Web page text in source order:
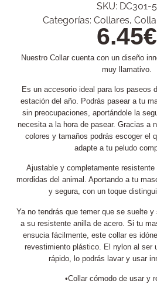
SKU: DC301-5
Categorías: Collares,
6.45€
Nuestro Collar cuenta con un diseño
muy llamativo.
Es un accesorio ideal para los paseos
estación del año. Podrás pasear a tu
sin preocupaciones, aportándole la
necesita a la hora de pasear. Gracias a
colores y tamaños podrás escoger el
adapte a tu peludo
Ajustable y completamente resistente
mordidas del animal. Aportando a tu
y segura, con un toque
Ya no tendrás que temer que se suelte y
a su resistente anilla de acero. Si tu
ensucia fácilmente, este collar es
revestimiento plástico. El nylon al ser
rápido, lo podrás lavar y usar
•Collar cómodo de usar y